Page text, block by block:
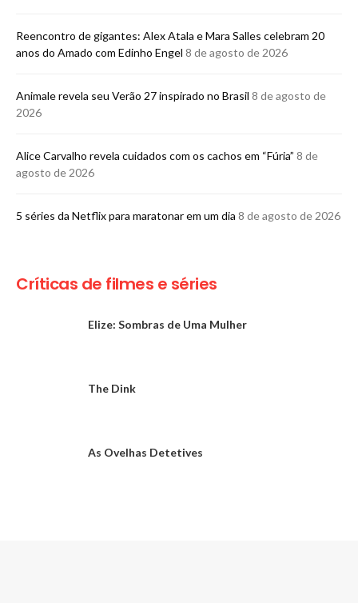
Reencontro de gigantes: Alex Atala e Mara Salles celebram 20
anos do Amado com Edinho Engel 8 de agosto de 2026
Animale revela seu Verão 27 inspirado no Brasil 8 de agosto de
2026
Alice Carvalho revela cuidados com os cachos em “Fúria” 8 de
agosto de 2026
5 séries da Netflix para maratonar em um dia 8 de agosto de 2026
Críticas de filmes e séries
Elize: Sombras de Uma Mulher
The Dink
As Ovelhas Detetives